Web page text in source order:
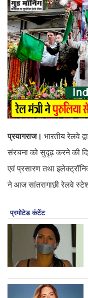
प्रयागराज। भारतीय रेलवे
संरचना को सुदृढ़ करने की
एवं प्रसारण तथा
ने आज सांतरागाछी रेलवे